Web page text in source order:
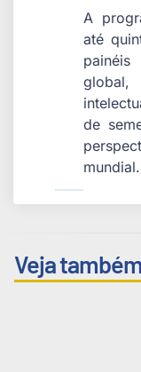
A
até
global,
de
mundial.
Veja também